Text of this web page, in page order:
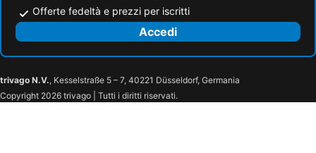
Offerte fedeltà e prezzi per iscritti
Accedi
trivago N.V., Kesselstraße 5 – 7, 40221 Düsseldorf, Germania
Copyright 2026 trivago | Tutti i diritti riservati.